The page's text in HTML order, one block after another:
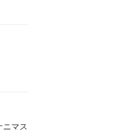
ニマス